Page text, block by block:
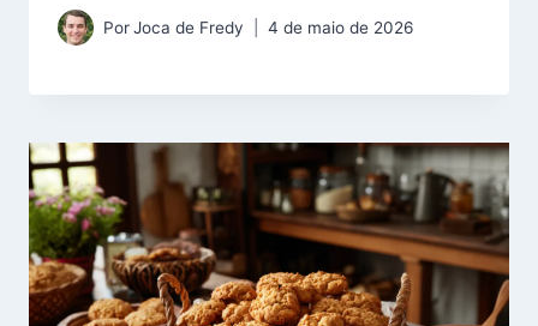
PorJoca de Fredy 4 de maio de 2026